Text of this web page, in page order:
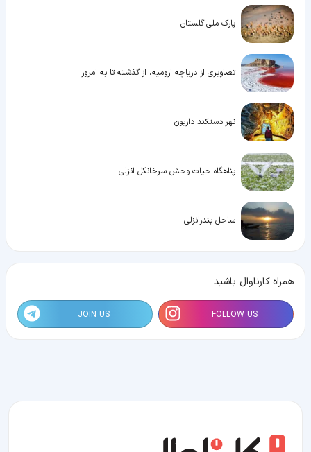
پارک ملی گلستان
تصاویری از دریاچه ارومیه، از گذشته تا به امروز
نهر دستکند داریون
پناهگاه حیات وحش سرخانکل انزلی
ساحل بندرانزلی
همراه کارناوال باشید
FOLLOW US
JOIN US